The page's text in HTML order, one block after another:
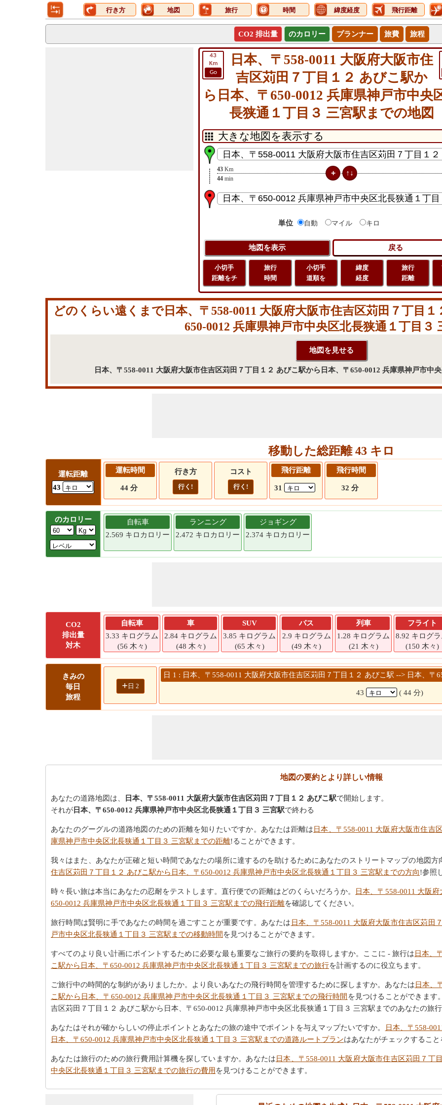
行き方 地図 旅行 時間 緯度経度 飛行距離
CO2 排出量 のカロリー プランナー 旅費 旅程
43
Km
Go
日本、〒558-0011 大阪府大阪市住
吉区苅田７丁目１２ あびこ駅か
ら日本、〒650-0012 兵庫県神戸市中央
長狭通１丁目３ 三宮駅までの地図
43 Km
44 min
単位 自動 マイル キロ
小切手
距離をチ
旅行
時間
小切手
道順を
緯度
経度
旅行
距離
どのくらい遠くまで日本、〒558-0011 大阪府大阪市住吉区苅田７丁目
650-0012 兵庫県神戸市中央区北長狭通１丁目３
日本、〒558-0011 大阪府大阪市住吉区苅田７丁目１２ あびこ駅から日本、〒650-0012 兵庫県神戸市中
移動した総距離 43 キロ
運転距離
43
運転時間
44 分
行き方
行く!
コスト
行く!
飛行距離
31
飛行時間
32 分
のカロリー
自転車
2.569 キロカロリー
ランニング
2.472 キロカロリー
ジョギング
2.374 キロカロリー
CO2
排出量
対木
自転車
3.33 キログラム
(56 木々)
車
2.84 キログラム
(48 木々)
SUV
3.85 キログラム
(65 木々)
バス
2.9 キログラム
(49 木々)
列車
1.28 キログラム
(21 木々)
フライト
8.92 キログ
(150 木々)
きみの
毎日
旅程
+ 日 2
日 1 : 日本、〒558-0011 大阪府大阪市住吉区苅田７丁目１２ あびこ駅 --> 日本、
43 ( 44 分)
地図の要約とより詳しい情報
あなたの道路地図は、 日本、〒558-0011 大阪府大阪市住吉区苅田７丁目１２ あびこ駅で開始します。
それが 日本、〒650-0012 兵庫県神戸市中央区北長狭通１丁目３ 三宮駅で終わる
あなたのグーグルの道路地図のための距離を知りたいですか。あなたは距離は日本、〒558-0011 大阪府大阪市住吉
庫県神戸市中央区北長狭通１丁目３ 三宮駅までの距離!ることができます。
我々はまた、あなたが正確と短い時間であなたの場所に達するのを助けるためにあなたのストリートマップの地図方
住吉区苅田７丁目１２ あびこ駅から日本、〒650-0012 兵庫県神戸市中央区北長狭通１丁目３ 三宮駅までの方向!参照
時々長い旅は本当にあなたの忍耐をテストします。直行便での距離はどのくらいだろうか。
日本、〒558-0011 大阪
650-0012 兵庫県神戸市中央区北長狭通１丁目３ 三宮駅までの飛行距離を確認してください。
旅行時間は賢明に手であなたの時間を過ごすことが重要です。あなたは 日本、〒558-0011 大阪府大阪市住吉区苅田
戸市中央区北長狭通１丁目３ 三宮駅までの移動時間を見つけることができます。
すべてのより良い計画にポイントするために必要な最も重要なご旅行の要約を取得しますか。ここに - 旅行は日本、
こ駅から日本、〒650-0012 兵庫県神戸市中央区北長狭通１丁目３ 三宮駅までの旅行を計画するのに役立ちます。
ご旅行中の時間的な制約がありましたか。より良いあなたの飛行時間を管理するために探しますか。あなたは日本、
こ駅から日本、〒650-0012 兵庫県神戸市中央区北長狭通１丁目３ 三宮駅までの飛行時間 を見つけることができます
吉区苅田７丁目１２ あびこ駅から日本、〒650-0012 兵庫県神戸市中央区北長狭通１丁目３ 三宮駅までのあなたの旅
あなたはそれが確からしいの停止ポイントとあなたの旅の途中でポイントを与えマップたいですか。
日本、〒558-
日本、〒650-0012 兵庫県神戸市中央区北長狭通１丁目３ 三宮駅までの道路ルートプランはあなたがチェックするこ
あなたは旅行のための旅行費用計算機を探していますか。あなたは日本、〒558-0011 大阪府大阪市住吉区苅田７丁
中央区北長狭通１丁目３ 三宮駅までの旅行の費用を見つけることができます。